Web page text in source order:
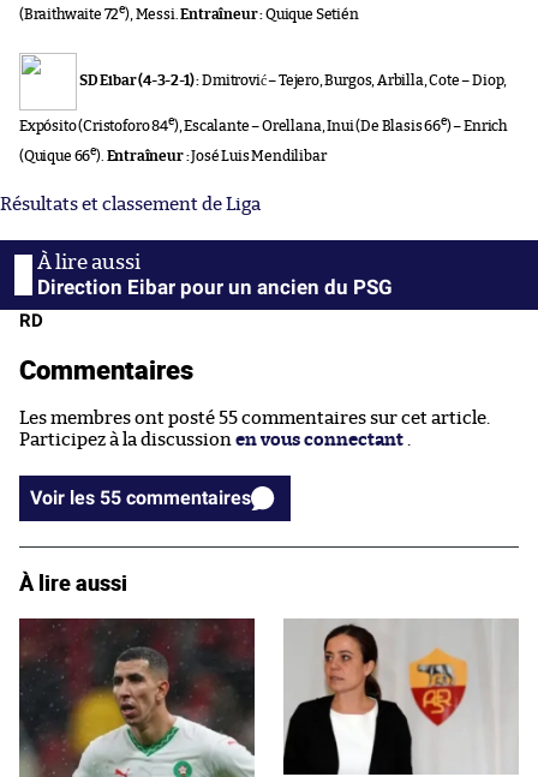
(Braithwaite 72e), Messi.Entraîneur :Quique Setién
SD Eibar (4-3-2-1) :Dmitrović – Tejero, Burgos, Arbilla, Cote – Diop,
Expósito (Cristoforo 84e), Escalante – Orellana, Inui (De Blasis 66e) – Enrich
(Quique 66e). Entraîneur :José Luis Mendilibar
Résultats et classement de Liga
Direction Eibar pour un ancien du PSG
RD
Commentaires
Les membres ont posté 55 commentaires sur cet article.
Participez à la discussion en vous connectant
Voir les 55 commentaires
À lire aussi